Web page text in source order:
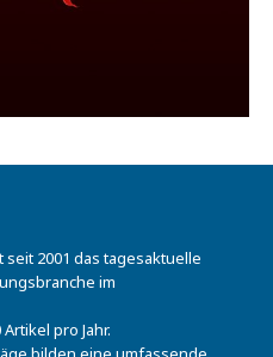
seit 2001 das tagesaktuelle
im
pro Jahr.